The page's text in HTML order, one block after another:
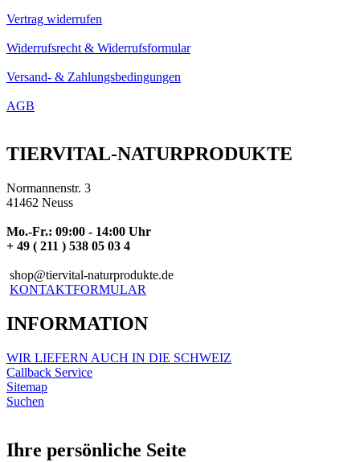
Vertrag widerrufen
Widerrufsrecht & Widerrufsformular
Versand- & Zahlungsbedingungen
AGB
TIERVITAL-NATURPRODUKTE
Normannenstr. 3
41462 Neuss
Mo.-Fr.: 09:00 - 14:00 Uhr
+ 49 ( 211 ) 538 05 03 4
shop@tiervital-naturprodukte.de
KONTAKTFORMULAR
INFORMATION
WIR LIEFERN AUCH IN DIE SCHWEIZ
Callback Service
Sitemap
Suchen
Ihre persönliche Seite